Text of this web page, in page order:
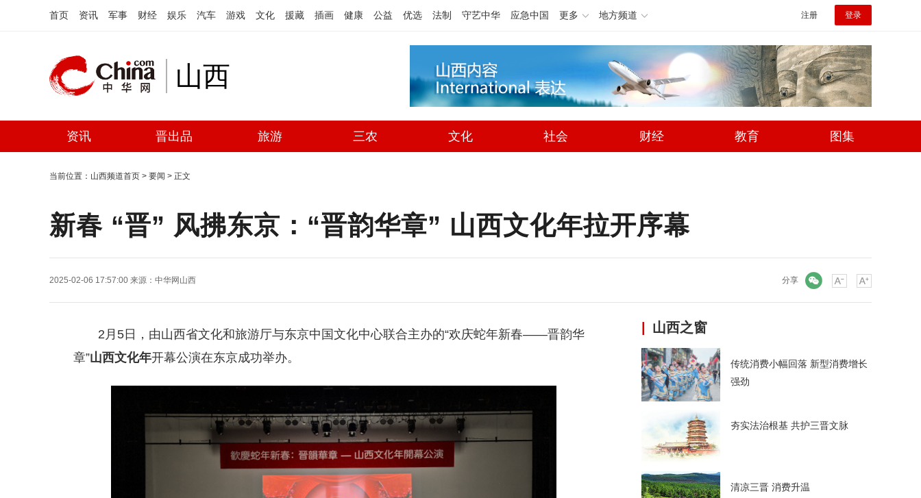
首页 资讯 军事 财经 娱乐 汽车 游戏 文化 援藏 插画 健康 公益 优选 法制 守艺中华 应急中国 更多 地方频道 注册 登录
山西
资讯 晋出品 旅游 三农 文化 社会 财经 教育 图集
当前位置： 山西频道首页 > 要闻 > 正文
新春 “晋” 风拂东京：“晋韵华章” 山西文化年拉开序幕
2025-02-06 17:57:00 来源： 中华网山西 分享
2月5日，由山西省文化和旅游厅与东京中国文化中心联合主办的“欢庆蛇年新春——晋韵华
章”山西文化年开幕公演在东京成功举办。
山西之窗
传统消费小幅回落 新型消费增长
强劲
夯实法治根基 共护三晋文脉
清凉三晋 消费升温